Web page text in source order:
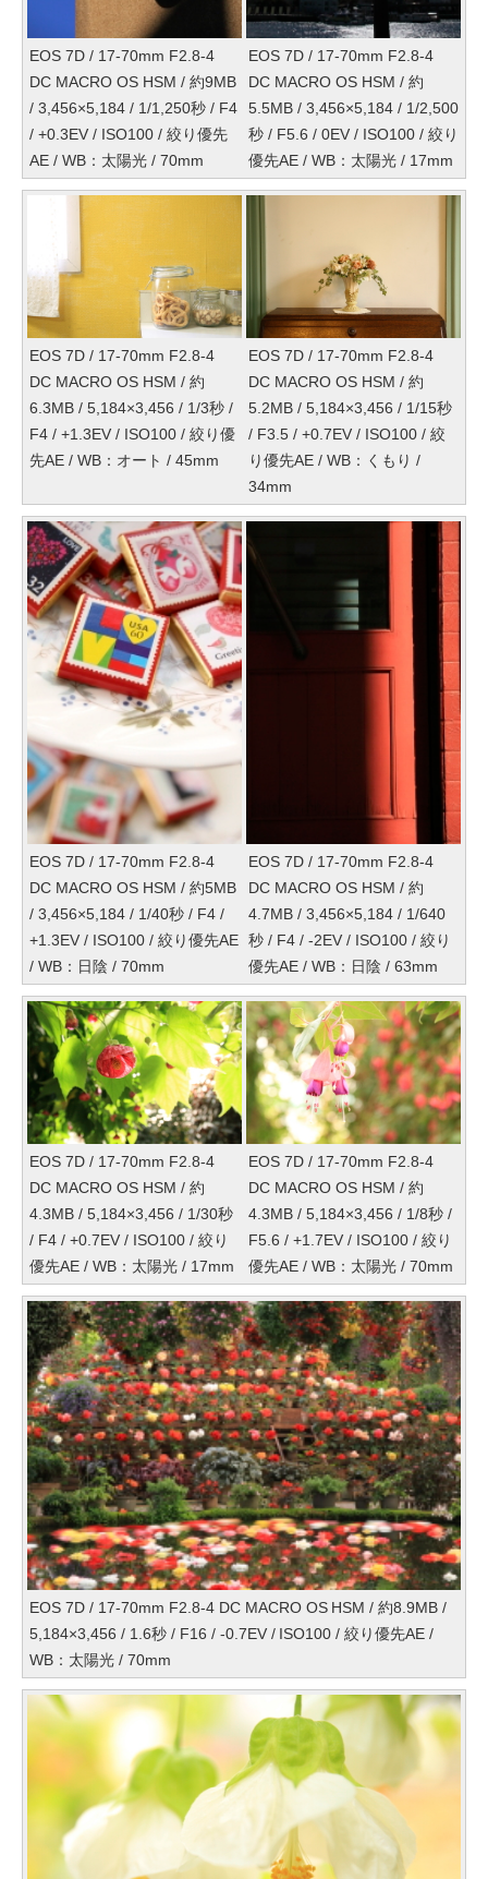
EOS 7D / 17-70mm F2.8-4
DC MACRO OS HSM / 約9MB
/ 3,456×5,184 / 1/1,250秒 / F4
/ +0.3EV / ISO100 / 絞り優先
AE / WB：太陽光 / 70mm
EOS 7D / 17-70mm F2.8-4
DC MACRO OS HSM / 約
5.5MB / 3,456×5,184 / 1/2,500
秒 / F5.6 / 0EV / ISO100 / 絞り
優先AE / WB：太陽光 / 17mm
EOS 7D / 17-70mm F2.8-4
DC MACRO OS HSM / 約
6.3MB / 5,184×3,456 / 1/3秒 /
F4 / +1.3EV / ISO100 / 絞り優
先AE / WB：オート / 45mm
EOS 7D / 17-70mm F2.8-4
DC MACRO OS HSM / 約
5.2MB / 5,184×3,456 / 1/15秒
/ F3.5 / +0.7EV / ISO100 / 絞
り優先AE / WB：くもり /
34mm
EOS 7D / 17-70mm F2.8-4
DC MACRO OS HSM / 約5MB
/ 3,456×5,184 / 1/40秒 / F4 /
+1.3EV / ISO100 / 絞り優先AE
/ WB：日陰 / 70mm
EOS 7D / 17-70mm F2.8-4
DC MACRO OS HSM / 約
4.7MB / 3,456×5,184 / 1/640
秒 / F4 / -2EV / ISO100 / 絞り
優先AE / WB：日陰 / 63mm
EOS 7D / 17-70mm F2.8-4
DC MACRO OS HSM / 約
4.3MB / 5,184×3,456 / 1/30秒
/ F4 / +0.7EV / ISO100 / 絞り
優先AE / WB：太陽光 / 17mm
EOS 7D / 17-70mm F2.8-4
DC MACRO OS HSM / 約
4.3MB / 5,184×3,456 / 1/8秒 /
F5.6 / +1.7EV / ISO100 / 絞り
優先AE / WB：太陽光 / 70mm
EOS 7D / 17-70mm F2.8-4 DC MACRO OS HSM / 約8.9MB /
5,184×3,456 / 1.6秒 / F16 / -0.7EV / ISO100 / 絞り優先AE /
WB：太陽光 / 70mm